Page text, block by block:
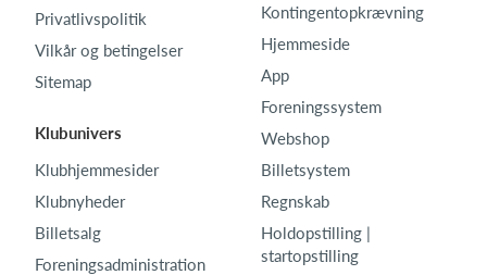
Privatlivspolitik
Vilkår og betingelser
Sitemap
Klubunivers
Klubhjemmesider
Klubnyheder
Billetsalg
Foreningsadministration
Kontingentopkrævning
Hjemmeside
App
Foreningssystem
Webshop
Billetsystem
Regnskab
Holdopstilling |
startopstilling